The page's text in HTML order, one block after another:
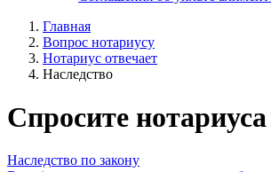
Главная
Вопрос нотариусу
Нотариус отвечает
Наследство
Спросите нотариуса
Наследство по закону